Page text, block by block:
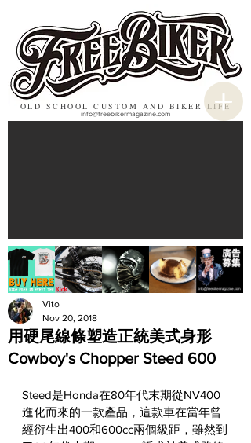
OLD SCHOOL CUSTOM AND BIKER LIFE
info@freebikermagazine.com
用硬尾線條塑造正統美式身形
Cowboy's Chopper Steed 600
Vito
Nov 20, 2018
Steed是Honda在80年代末期從NV400
進化而來的一款產品，這款車在當年曾
經衍生出400和600cc兩個級距，雖然到